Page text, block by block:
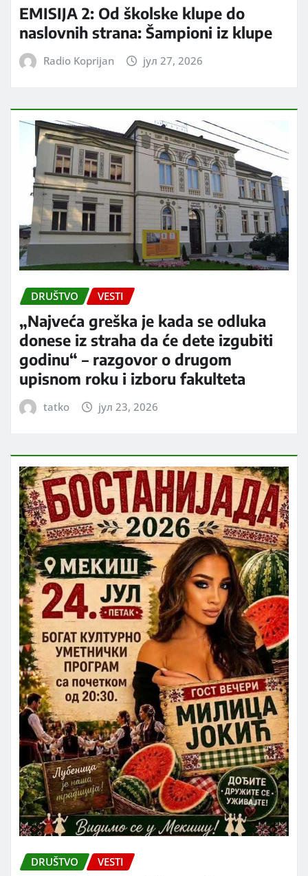
EMISIJA 2: Od školske klupe do
naslovnih strana: Šampioni iz klupe
Radio Koprijan јул 27, 2026
DRUŠTVO VESTI
„Najveća greška je kada se odluka
donese iz straha da će dete izgubiti
godinu“ – razgovor o drugom
upisnom roku i izboru fakulteta
tatko јул 23, 2026
DRUŠTVO VESTI